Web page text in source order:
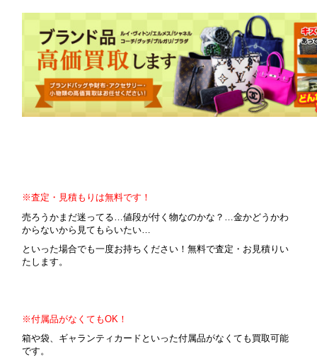
※査定・見積もりは無料です！
売ろうかまだ迷ってる…値段が付く物なのかな？…金かどうかわ
からないから見てもらいたい…
といった場合でも一度お持ちください！無料で査定・お見積りい
たします。
※付属品がなくてもOK！
箱や袋、ギャランティカードといった付属品がなくても買取可能
です。